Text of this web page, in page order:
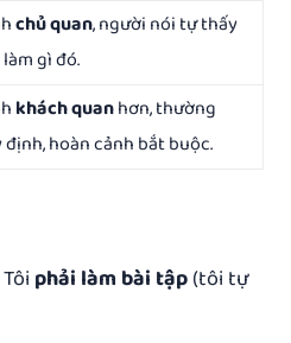
chủ quan, người nói tự thấy
gì đó.
khách quanhơn, thường
hoàn cảnh bắt buộc.
phải làm bài tập(tôi tự